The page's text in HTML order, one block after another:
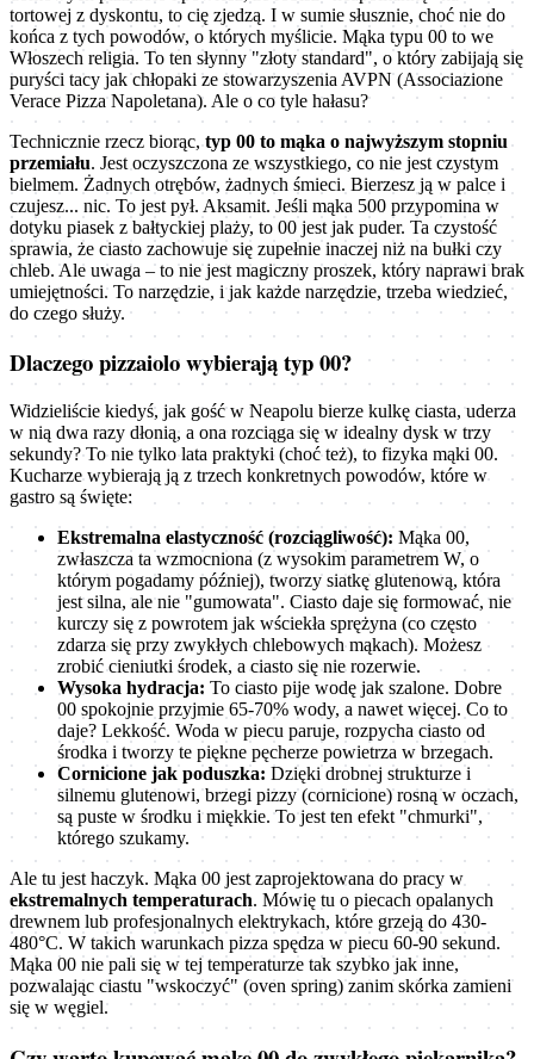
tortowej z dyskontu, to cię zjedzą. I w sumie słusznie, choć nie do
końca z tych powodów, o których myślicie. Mąka typu 00 to we
Włoszech religia. To ten słynny "złoty standard", o który zabijają się
puryści tacy jak chłopaki ze stowarzyszenia AVPN (Associazione
Verace Pizza Napoletana). Ale o co tyle hałasu?
Technicznie rzecz biorąc,typ 00 to mąka o najwyższym stopniu
przemiału. Jest oczyszczona ze wszystkiego, co nie jest czystym
bielmem. Żadnych otrębów, żadnych śmieci. Bierzesz ją w palce i
czujesz... nic. To jest pył. Aksamit. Jeśli mąka 500 przypomina w
dotyku piasek z bałtyckiej plaży, to 00 jest jak puder. Ta czystość
sprawia, że ciasto zachowuje się zupełnie inaczej niż na bułki czy
chleb. Ale uwaga – to nie jest magiczny proszek, który naprawi brak
umiejętności. To narzędzie, i jak każde narzędzie, trzeba wiedzieć,
do czego służy.
Dlaczego pizzaiolo wybierają typ 00?
Widzieliście kiedyś, jak gość w Neapolu bierze kulkę ciasta, uderza
w nią dwa razy dłonią, a ona rozciąga się w idealny dysk w trzy
sekundy? To nie tylko lata praktyki (choć też), to fizyka mąki 00.
Kucharze wybierają ją z trzech konkretnych powodów, które w
gastro są święte:
Ekstremalna elastyczność (rozciągliwość): Mąka 00,
zwłaszcza ta wzmocniona (z wysokim parametrem W, o
którym pogadamy później), tworzy siatkę glutenową, która
jest silna, ale nie "gumowata". Ciasto daje się formować, nie
kurczy się z powrotem jak wściekła sprężyna (co często
zdarza się przy zwykłych chlebowych mąkach). Możesz
zrobić cieniutki środek, a ciasto się nie rozerwie.
Wysoka hydracja: To ciasto pije wodę jak szalone. Dobre
00 spokojnie przyjmie 65-70% wody, a nawet więcej. Co to
daje? Lekkość. Woda w piecu paruje, rozpycha ciasto od
środka i tworzy te piękne pęcherze powietrza w brzegach.
Cornicione jak poduszka: Dzięki drobnej strukturze i
silnemu glutenowi, brzegi pizzy (cornicione) rosną w oczach,
są puste w środku i miękkie. To jest ten efekt "chmurki",
którego szukamy.
Ale tu jest haczyk. Mąka 00 jest zaprojektowana do pracy w
ekstremalnych temperaturach. Mówię tu o piecach opalanych
drewnem lub profesjonalnych elektrykach, które grzeją do 430-
480°C. W takich warunkach pizza spędza w piecu 60-90 sekund.
Mąka 00 nie pali się w tej temperaturze tak szybko jak inne,
pozwalając ciastu "wskoczyć" (oven spring) zanim skórka zamieni
się w węgiel.